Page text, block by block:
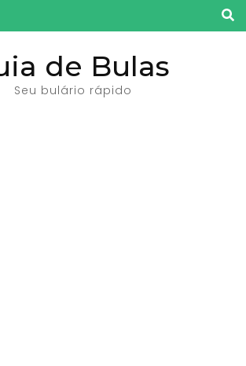
de Bulas
Seu bulário rápido